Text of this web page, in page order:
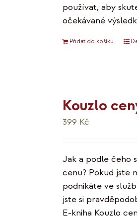
používat, aby
očekávané
Přidat do košíku
Kouzlo
399 Kč
Jak a podle čeho
cenu? Pokud jste
podnikáte ve
jste si
E-kniha Kouzlo